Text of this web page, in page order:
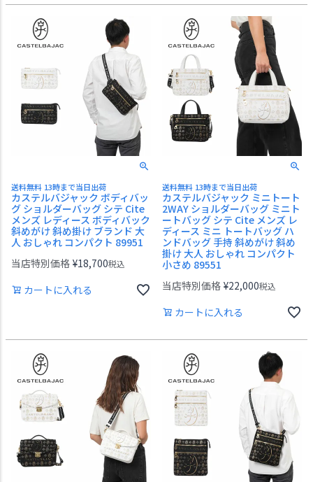
送料無料 13時まで当日出荷
カステルバジャック ボディバッ
グ ショルダーバッグ シテ Cite
メンズ レディース ボディバック
斜めがけ 斜め掛け ブランド 大
人 おしゃれ コンパクト 89951
当店特別価格 ¥18,700税込
カートに入れる
送料無料 13時まで当日出荷
カステルバジャック ミニトート
2WAY ショルダーバッグ ミニト
ートバッグ シテ Cite メンズ レ
ディース ミニ トートバッグ ハ
ンドバッグ 手持 斜めがけ 斜め
掛け 大人 おしゃれ コンパクト
小さめ 89551
当店特別価格 ¥22,000税込
カートに入れる